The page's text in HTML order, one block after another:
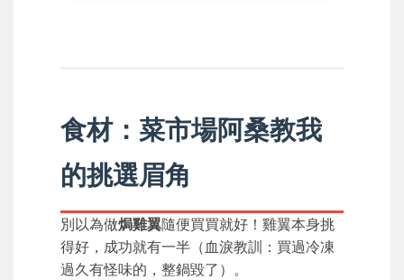
食材：菜市場阿桑教我
的挑選眉角
別以為做焗雞翼隨便買買就好！雞翼本身挑
得好，成功就有一半（血淚教訓：買過冷凍
過久有怪味的，整鍋毀了）。